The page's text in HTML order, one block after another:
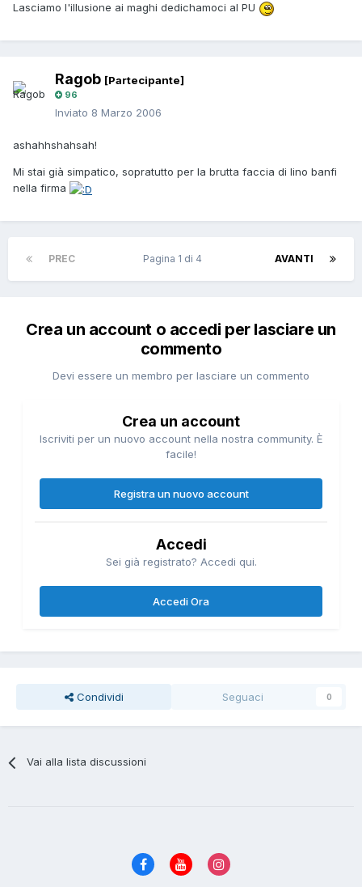
Lasciamo l'illusione ai maghi dedichamoci al PU
Ragob [Partecipante]
96
Inviato 8 Marzo 2006
ashahhshahsah!
Mi stai già simpatico, sopratutto per la brutta faccia di lino banfi
nella firma
PREC AVANTI
Pagina 1 di 4
Crea un account o accedi per lasciare un
commento
Devi essere un membro per lasciare un commento
Crea un account
Iscriviti per un nuovo account nella nostra community. È
facile!
Registra un nuovo account
Accedi
Sei già registrato? Accedi qui.
Accedi Ora
Condividi Seguaci 0
Vai alla lista discussioni